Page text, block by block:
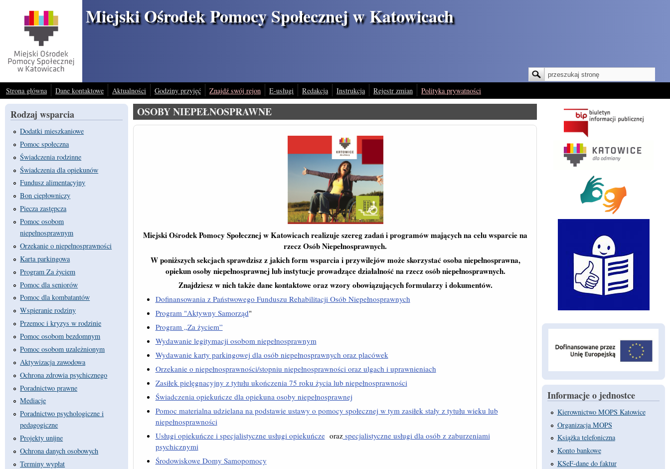
Miejski Ośrodek Pomocy Społecznej w Katowicach
Formularz wyszukiwania
Szukaj
Strona główna Dane kontaktowe Aktualności Godziny przyjęć Znajdź swój rejon E-usługi Redakcja Instrukcja Rejestr zmian Polityka prywatności
Rodzaj wsparcia
Dodatki mieszkaniowe
Pomoc społeczna
Świadczenia rodzinne
Świadczenia dla opiekunów
Fundusz alimentacyjny
Bon ciepłowniczy
Piecza zastępcza
Pomoc osobom
niepełnosprawnym
Orzekanie o niepełnosprawności
Karta parkingowa
Program Za życiem
Pomoc dla seniorów
Pomoc dla kombatantów
Wspieranie rodziny
Przemoc i kryzys w rodzinie
Pomoc osobom bezdomnym
Pomoc osobom uzależnionym
Aktywizacja zawodowa
Ochrona zdrowia psychicznego
Poradnictwo prawne
Mediacje
Poradnictwo psychologiczne i
pedagogiczne
Projekty unijne
Ochrona danych osobowych
Terminy wypłat
OSOBY NIEPEŁNOSPRAWNE
Miejski Ośrodek Pomocy Społecznej w Katowicach realizuje szereg zadań i programów mających na celu wsparcie na
rzecz Osób Niepełnosprawnych.
W poniższych sekcjach sprawdzisz z jakich form wsparcia i przywilejów może skorzystać osoba niepełnosprawna,
opiekun osoby niepełnosprawnej lub instytucje prowadzące działalność na rzecz osób niepełnosprawnych.
Znajdziesz w nich także dane kontaktowe oraz wzory obowiązujących formularzy i dokumentów.
Dofinansowania z Państwowego Funduszu Rehabilitacji Osób Niepełnosprawnych
Program "Aktywny Samorząd"
Program „Za życiem”
Wydawanie legitymacji osobom niepełnosprawnym
Wydawanie karty parkingowej dla osób niepełnosprawnych oraz placówek
Orzekanie o niepełnosprawności/stopniu niepełnosprawności oraz ulgach i uprawnieniach
Zasiłek pielęgnacyjny z tytułu ukończenia 75 roku życia lub niepełnosprawności
Świadczenia opiekuńcze dla opiekuna osoby niepełnosprawnej
Pomoc materialna udzielana na podstawie ustawy o pomocy społecznej w tym zasiłek stały z tytułu wieku lub
niepełnosprawności
Usługi opiekuńcze i specjalistyczne usługi opiekuńczeorazspecjalistyczne usługi dla osób z zaburzeniami
psychicznymi
Środowiskowe Domy Samopomocy
Informacje o jednostce
Kierownictwo MOPS Katowice
Organizacja MOPS
Książka telefoniczna
Konto bankowe
KSeF-dane do faktur